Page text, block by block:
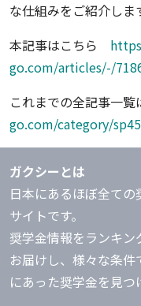
な仕組みをご紹介しま
本記事はこちら
go.com/articles/-/
これまでの全記事一
go.com/category/
ガクシーとは
日本にあるほぼ全て
サイトです。
奨学金情報をランキ
お届けし、様々な条
にあった奨学金を見つ